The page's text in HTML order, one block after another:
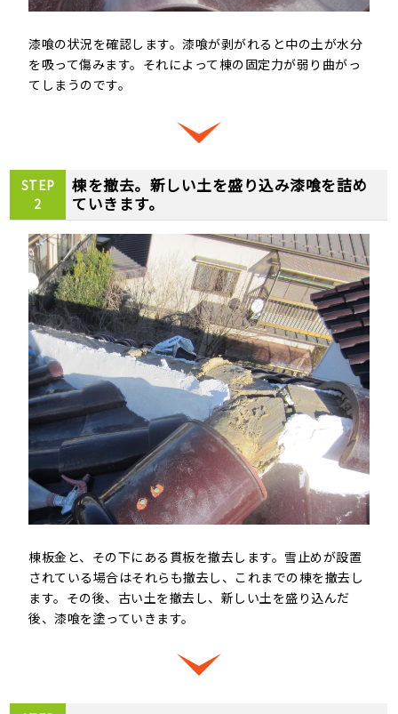
漆喰の状況を確認します。漆喰が剥がれると中の土が水分
を吸って傷みます。それによって棟の固定力が弱り曲がっ
てしまうのです。
STEP
2
棟を撤去。新しい土を盛り込み漆喰を詰め
ていきます。
棟板金と、その下にある貫板を撤去します。雪止めが設置
されている場合はそれらも撤去し、これまでの棟を撤去し
ます。その後、古い土を撤去し、新しい土を盛り込んだ
後、漆喰を塗っていきます。